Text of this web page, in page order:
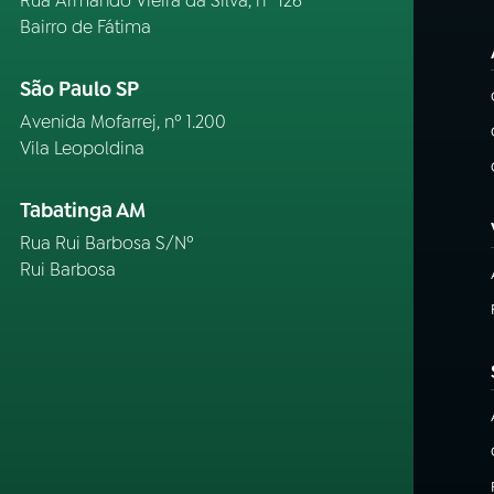
Bairro de Fátima
São Paulo SP
Avenida Mofarrej, nº 1.200
Vila Leopoldina
Tabatinga AM
Rua Rui Barbosa S/Nº
Rui Barbosa